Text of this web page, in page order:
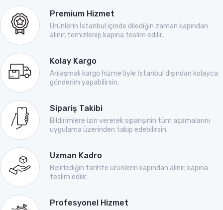
Premium Hizmet
Ürünlerin İstanbul içinde dilediğin zaman kapından
alınır, temizlenip kapına teslim edilir.
Kolay Kargo
Anlaşmalı kargo hizmetiyle İstanbul dışından kolayca
gönderim yapabilirsin.
Sipariş Takibi
Bildirimlere izin vererek siparişinin tüm aşamalarını
uygulama üzerinden takip edebilirsin.
Uzman Kadro
Belirlediğin tarihte ürünlerin kapından alınır, kapına
teslim edilir.
Profesyonel Hizmet